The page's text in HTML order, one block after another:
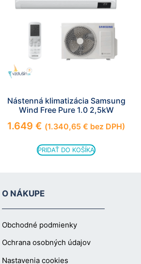
Nástenná klimatizácia Samsung
Wind Free Pure 1.0 2,5kW
1.649 € (1.340,65 € bez DPH)
PRIDAŤ DO KOŠÍKA
O NÁKUPE
Obchodné podmienky
Ochrana osobných údajov
Nastavenia cookies